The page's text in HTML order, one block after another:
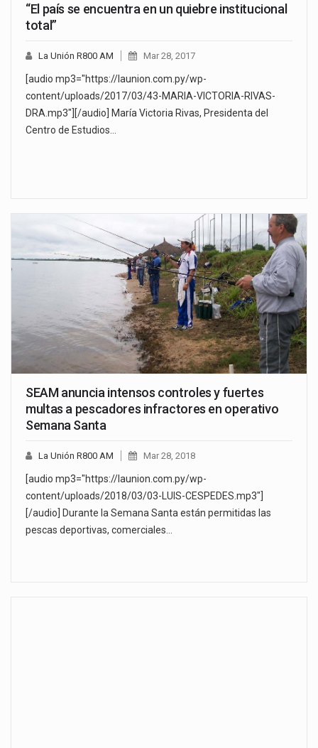
“El país se encuentra en un quiebre institucional
total”
La Unión R800 AM Mar 28, 2017
[audio mp3="https://launion.com.py/wp-
content/uploads/2017/03/43-MARIA-VICTORIA-RIVAS-
DRA.mp3"][/audio] María Victoria Rivas, Presidenta del
Centro de Estudios…
SEAM anuncia intensos controles y fuertes
multas a pescadores infractores en operativo
Semana Santa
La Unión R800 AM Mar 28, 2018
[audio mp3="https://launion.com.py/wp-
content/uploads/2018/03/03-LUIS-CESPEDES.mp3"]
[/audio] Durante la Semana Santa están permitidas las
pescas deportivas, comerciales…